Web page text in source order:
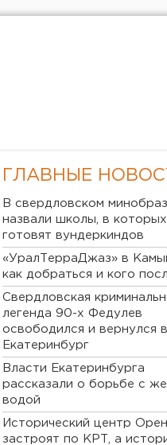
ГЛАВНЫЕ
В свердловском
назвали школы, в которых
готовят вундеркиндов
«УралТерраДжаз» в
как добраться и кого
Свердловская
легенда 90-х Федулев
освободился и вернулся в
Екатеринбург
Власти Екатеринбурга
рассказали о борьбе с
водой
Исторический центр
застроят по КРТ, а